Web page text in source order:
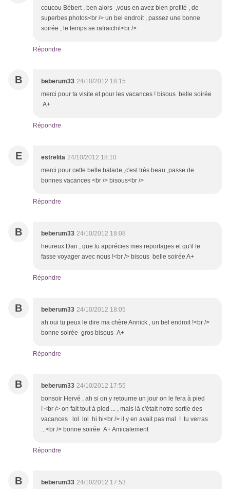
coucou Bébert , ben alors ,vous en avez bien profité , de
superbes photos<br /> un bel endroit , passez une bonne
soirée , le temps se rafraichit<br />
Répondre
B beberum33 24/10/2012 18:15
merci pour ta visite et pour les vacances ! bisous belle soirée
A+
Répondre
E estrelita 24/10/2012 18:10
merci pour cette belle balade ,c'est très beau ,passe de
bonnes vacances <br /> bisous<br />
Répondre
B beberum33 24/10/2012 18:08
heureux Dan , que tu apprécies mes reportages et qu'il te
fasse voyager avec nous !<br /> bisous belle soirée A+
Répondre
B beberum33 24/10/2012 18:05
ah oui tu peux le dire ma chère Annick , un bel endroit !<br />
bonne soirée gros bisous A+
Répondre
B beberum33 24/10/2012 17:55
bonsoir Hervé , ah si on y retourne un jour on le fera à pied
! <br /> on fait tout à pied ... , mais là c'était notre sortie des
vacances lol lol hi hi<br /> il y en avait pas mal ! tu verras
...<br /> bonne soirée A+ Amicalement
Répondre
B beberum33 24/10/2012 17:53